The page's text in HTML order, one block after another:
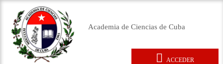
contenido
Academia de Ciencias de Cuba
ACCEDER